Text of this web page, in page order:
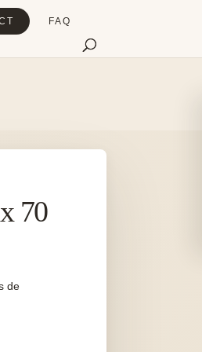
FAQ
70
de